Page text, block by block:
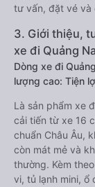
tư vấn, đặt vé và
3. Giới thiệu,
xe đi Quảng
Dòng xe đi
lượng cao: Tiện
Là sản phẩm xe
cải tiến từ xe 16
chuẩn Châu Âu,
còn mát mẻ và
thường. Kèm
vi, tủ lạnh mini, ổ